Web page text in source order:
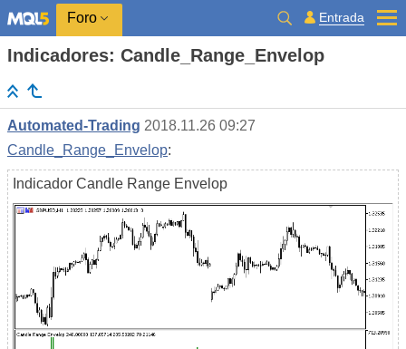
Foro Entrada
Indicadores: Candle_Range_Envelop
Automated-Trading 2018.11.26 09:27
Candle_Range_Envelop:
Indicador Candle Range Envelop